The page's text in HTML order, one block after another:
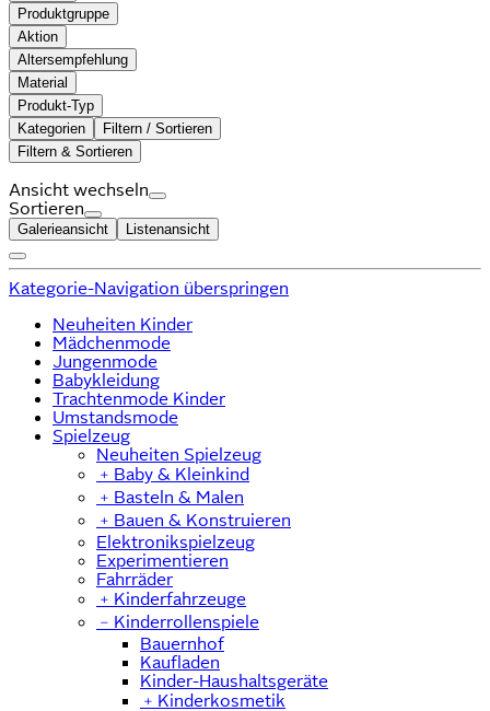
Produktgruppe
Aktion
Altersempfehlung
Material
Produkt-Typ
Kategorien
Filtern / Sortieren
Filtern & Sortieren
Ansicht wechseln
Sortieren
Galerieansicht Listenansicht
Kategorie-Navigation überspringen
Neuheiten Kinder
Mädchenmode
Jungenmode
Babykleidung
Trachtenmode Kinder
Umstandsmode
Spielzeug
Neuheiten Spielzeug
﹢ Baby & Kleinkind
﹢ Basteln & Malen
﹢ Bauen & Konstruieren
Elektronikspielzeug
Experimentieren
Fahrräder
﹢ Kinderfahrzeuge
﹣ Kinderrollenspiele
Bauernhof
Kaufladen
Kinder-Haushaltsgeräte
﹢ Kinderkosmetik